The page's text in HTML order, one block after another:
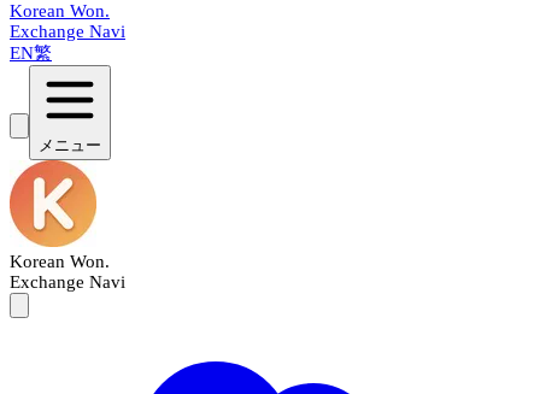
Korean Won.
Exchange Navi
EN繁
メニュー
Korean Won.
Exchange Navi